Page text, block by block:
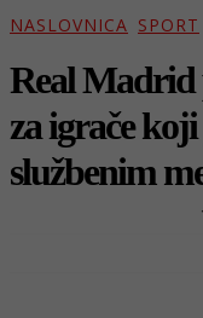
NASLOVNICA SPORT
Real Madrid
za igrače
službenim